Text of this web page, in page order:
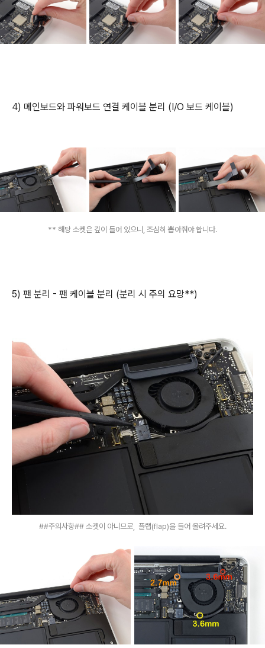
4) 메인보드와 파워보드 연결 케이블 분리 (I/O 보드 케이블)
** 해당 소켓은 깊이 들어 있으니, 조심히 뽑아줘야 합니다.
5) 팬 분리 - 팬 케이블 분리 (분리 시 주의 요망**)
##주의사항## 소켓이 아니므로, 플랩(flap)을 들어 올려주세요.